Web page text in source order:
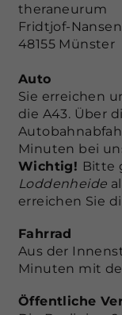
theraneurum
Fridtjof-
48155 Münster
Auto
Sie erreichen
die A43. Über
Minuten bei
Wichtig! Bitte
Loddenheide
erreichen Sie
Fahrrad
Aus der
Minuten mit
Öffentliche